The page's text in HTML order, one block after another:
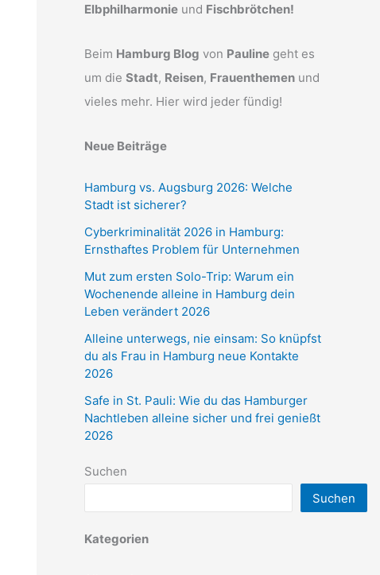
Elbphilharmonie und Fischbrötchen!
Beim Hamburg Blog von Pauline geht es
um die Stadt, Reisen, Frauenthemen und
vieles mehr. Hier wird jeder fündig!
Neue Beiträge
Hamburg vs. Augsburg 2026: Welche
Stadt ist sicherer?
Cyberkriminalität 2026 in Hamburg:
Ernsthaftes Problem für Unternehmen
Mut zum ersten Solo-Trip: Warum ein
Wochenende alleine in Hamburg dein
Leben verändert 2026
Alleine unterwegs, nie einsam: So knüpfst
du als Frau in Hamburg neue Kontakte
2026
Safe in St. Pauli: Wie du das Hamburger
Nachtleben alleine sicher und frei genießt
2026
Suchen
Suchen
Kategorien